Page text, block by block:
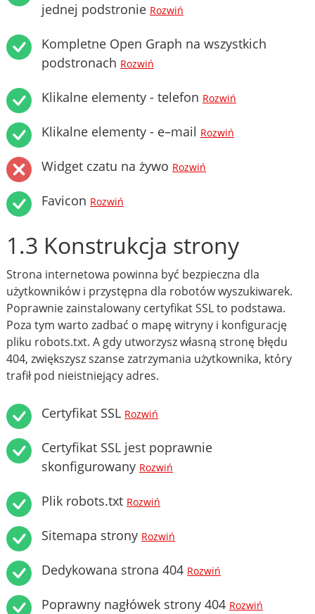
jednej podstronie Rozwiń
Kompletne Open Graph na wszystkich
podstronach Rozwiń
Klikalne elementy - telefon Rozwiń
Klikalne elementy - e–mail Rozwiń
Widget czatu na żywo Rozwiń
Favicon Rozwiń
1.3 Konstrukcja strony
Strona internetowa powinna być bezpieczna dla
użytkowników i przystępna dla robotów wyszukiwarek.
Poprawnie zainstalowany certyfikat SSL to podstawa.
Poza tym warto zadbać o mapę witryny i konfigurację
pliku robots.txt. A gdy utworzysz własną stronę błędu
404, zwiększysz szanse zatrzymania użytkownika, który
trafił pod nieistniejący adres.
Certyfikat SSL Rozwiń
Certyfikat SSL jest poprawnie
skonfigurowany Rozwiń
Plik robots.txt Rozwiń
Sitemapa strony Rozwiń
Dedykowana strona 404 Rozwiń
Poprawny nagłówek strony 404 Rozwiń